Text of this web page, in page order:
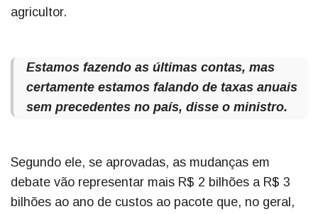
agricultor.
Estamos fazendo as últimas contas, mas
certamente estamos falando de taxas anuais
sem precedentes no país, disse o ministro.
Segundo ele, se aprovadas, as mudanças em
debate vão representar mais R$ 2 bilhões a R$ 3
bilhões ao ano de custos ao pacote que, no geral,